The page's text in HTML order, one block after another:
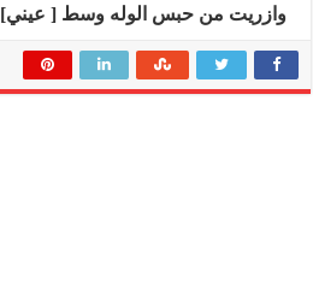
وازريت من حبس الوله وسط [ عيني]